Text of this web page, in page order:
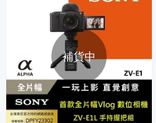
補貨中